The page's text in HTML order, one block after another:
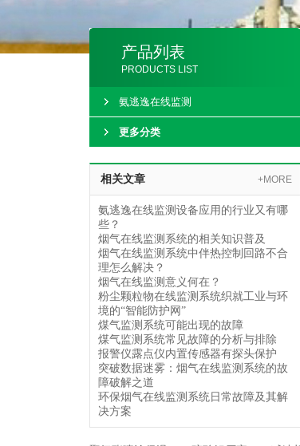
产品列表
PRODUCTS LIST
氨逃逸在线监测
更多分类
相关文章 +MORE
氨逃逸在线监测设备应用的行业又有哪
些？
烟气在线监测系统的相关知识普及
烟气在线监测系统中伴热控制回路不合
理怎么解决？
烟气在线监测意义何在？
粉尘颗粒物在线监测系统织就工业与环
境的“智能防护网”
煤气监测系统可能出现的故障
煤气监测系统常见故障的分析与排除
报警仪露点仪内置传感器有探头保护
突破数据迷雾：烟气在线监测系统的故
障破解之道
环保烟气在线监测系统日常故障及其解
决方案